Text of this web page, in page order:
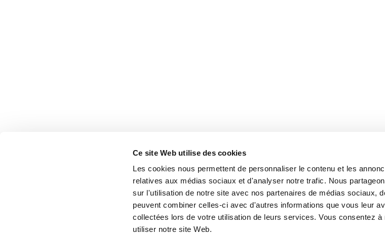
Ce site Web utilise des cookies
Les cookies nous permettent de personnaliser le contenu et les
relatives aux médias sociaux et d'analyser notre trafic. Nous
sur l'utilisation de notre site avec nos partenaires de médias sociaux,
peuvent combiner celles-ci avec d'autres informations que vous leur
collectées lors de votre utilisation de leurs services. Vous consentez
utiliser notre site Web.